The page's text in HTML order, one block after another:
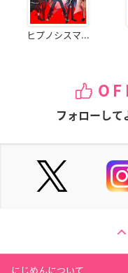
ヒプノシスマ...
フォローして
にじめんについて